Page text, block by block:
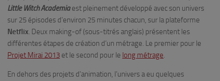
Little Witch Academiaest pleinement développé avec son univers
sur 25 épisodes d’environ 25 minutes chacun, sur la plateforme
Netflix. Deux making-of (sous-titrés anglais) présentent les
différentes étapes de création d’un métrage. Le premier pour le
Projet Mirai 2013 et le second pour le long métrage.
En dehors des projets d’animation, l’univers a eu quelques